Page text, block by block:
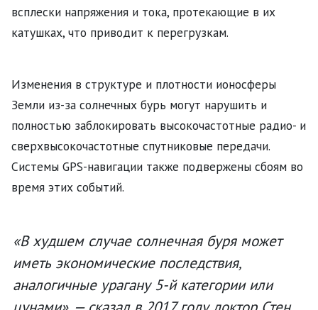
всплески напряжения и тока, протекающие в их
катушках, что приводит к перегрузкам.
Изменения в структуре и плотности ионосферы
Земли из-за солнечных бурь могут нарушить и
полностью заблокировать высокочастотные радио- и
сверхвысокочастотные спутниковые передачи.
Системы GPS-навигации также подвержены сбоям во
время этих событий.
«В худшем случае солнечная буря может
иметь экономические последствия,
аналогичные урагану 5-й категории или